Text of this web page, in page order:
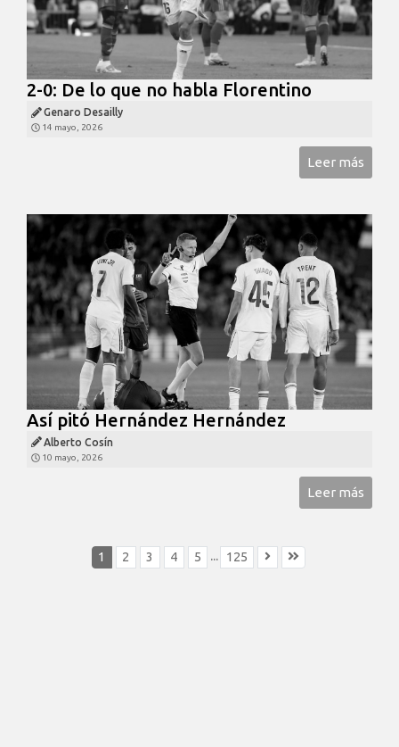
2-0: De lo que no habla Florentino
Genaro Desailly
14 mayo, 2026
Leer más
Así pitó Hernández Hernández
Alberto Cosín
10 mayo, 2026
Leer más
1 2 3 4 5 125